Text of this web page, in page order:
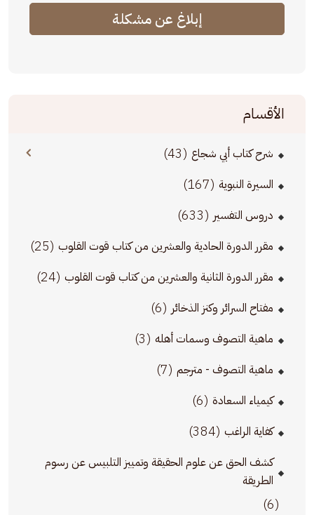
إبلاغ عن مشكلة
الأقسام
شرح كتاب أبي شجاع (43)
السيرة النبوية (167)
دروس التفسير (633)
مقرر الدورة الحادية والعشرين من كتاب قوت القلوب (25)
مقرر الدورة الثانية والعشرين من كتاب قوت القلوب (24)
مفتاح السرائر وكنز الذخائر (6)
ماهية التصوف وسمات أهله (3)
ماهية التصوف - مترجم (7)
كيمياء السعادة (6)
كفاية الراغب (384)
كشف الحق عن علوم الحقيقة وتمييز التلبيس عن رسوم
الطريقة
(6)